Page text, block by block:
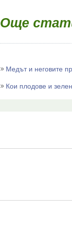
Още
Медът и неговите
Кои плодове и